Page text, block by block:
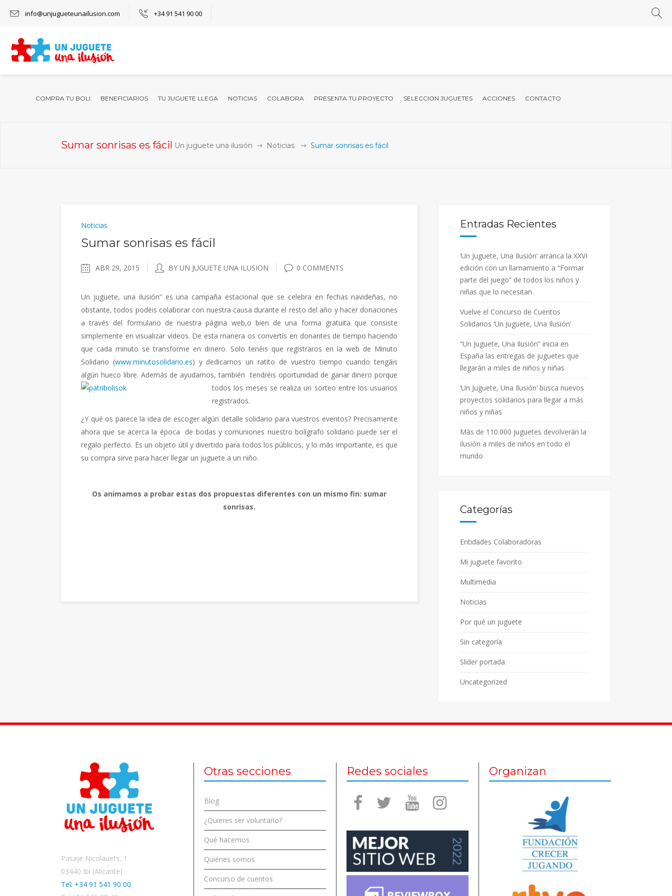
info@unjugueteunailusion.com +34 91 541 90 00
COMPRA TU BOLI BENEFICIARIOS TU JUGUETE LLEGA NOTICIAS COLABORA PRESENTA TU PROYECTO SELECCION JUGUETES ACCIONES CONTACTO
Sumar sonrisas es fácil Un juguete una ilusión Noticias Sumar sonrisas es fácil
Noticias
Sumar sonrisas es fácil
ABR 29, 2015 BY UN JUGUETE UNA ILUSION 0 COMMENTS
Un juguete, una ilusión” es una campaña estacional que se celebra en fechas navideñas, no
obstante, todos podéis colaborar con nuestra causa durante el resto del año y hacer donaciones
a través del formulario de nuestra página web,o bien de una forma gratuita que consiste
simplemente en visualizar vídeos. De esta manera os convertís en donantes de tiempo haciendo
que cada minuto se transforme en dinero. Solo tenéis que registraros en la web de Minuto
Solidario (www.minutosolidario.es) y dedicarnos un ratito de vuestro tiempo cuando tengáis
algún hueco libre. Además de ayudarnos, también tendréis oportunidad de ganar dinero porque
todos los meses se realiza un sorteo entre los usuarios
registrados.
¿Y qué os parece la idea de escoger algún detalle solidario para vuestros eventos? Precisamente
ahora que se acerca la época de bodas y comuniones nuestro bolígrafo solidario puede ser el
regalo perfecto. Es un objeto útil y divertido para todos los públicos, y lo más importante, es que
su compra sirve para hacer llegar un juguete a un niño.
Os animamos a probar estas dos propuestas diferentes con un mismo fin: sumar
sonrisas.
Entradas Recientes
‘Un Juguete, Una Ilusión’ arranca la XXVI
edición con un llamamiento a “Formar
parte del juego” de todos los niños y
niñas que lo necesitan
Vuelve el Concurso de Cuentos
Solidarios ‘Un Juguete, Una Ilusión’
“Un Juguete, Una Ilusión” inicia en
España las entregas de juguetes que
llegarán a miles de niños y niñas
‘Un Juguete, Una Ilusión’ busca nuevos
proyectos solidarios para llegar a más
niños y niñas
Más de 110.000 juguetes devolverán la
ilusión a miles de niños en todo el
mundo
Categorías
Entidades Colaboradoras
Mi juguete favorito
Multimedia
Noticias
Por qué un juguete
Sin categoría
Slider portada
Uncategorized
Pasaje Nicolauets, 1
03440 Ibi (Alicante)
Tel: +34 91 541 90 00
Otras secciones
Blog
¿Quieres ser voluntario?
Qué hacemos
Quiénes somos
Concurso de cuentos
Redes sociales Organizan